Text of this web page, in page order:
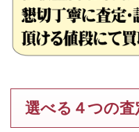
選べる４つの査